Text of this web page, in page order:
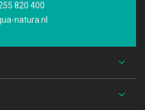
820 400
natura.nl